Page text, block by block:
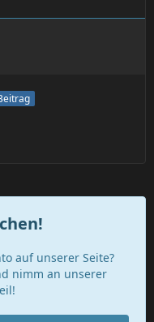
auf unserer Seite?
nimm an unserer